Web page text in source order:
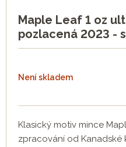
Maple Leaf 1 oz
pozlacená 2023 -
Není skladem
Klasický motiv mince
zpracování od Kanadské